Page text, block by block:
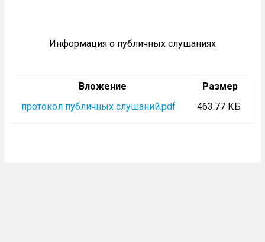
Информация о публичных слушаниях
Вложение
Размер
протокол публичных слушаний.pdf
463.77 КБ